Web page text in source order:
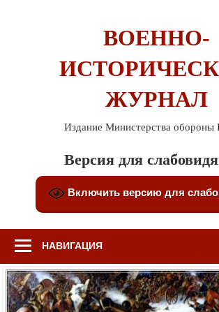
ВОЕННО-
ЖУРНАЛ
Издание Министерства обороны
Версия для
Включить версию для
НАВИГАЦИЯ